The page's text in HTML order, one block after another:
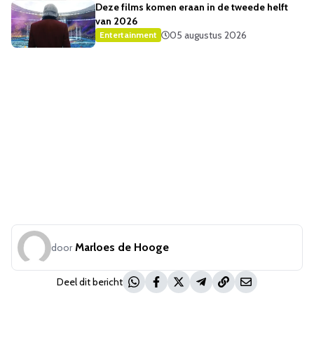
Deze films komen eraan in de tweede helft
van 2026
Entertainment 05 augustus 2026
door Marloes de Hooge
Deel dit bericht